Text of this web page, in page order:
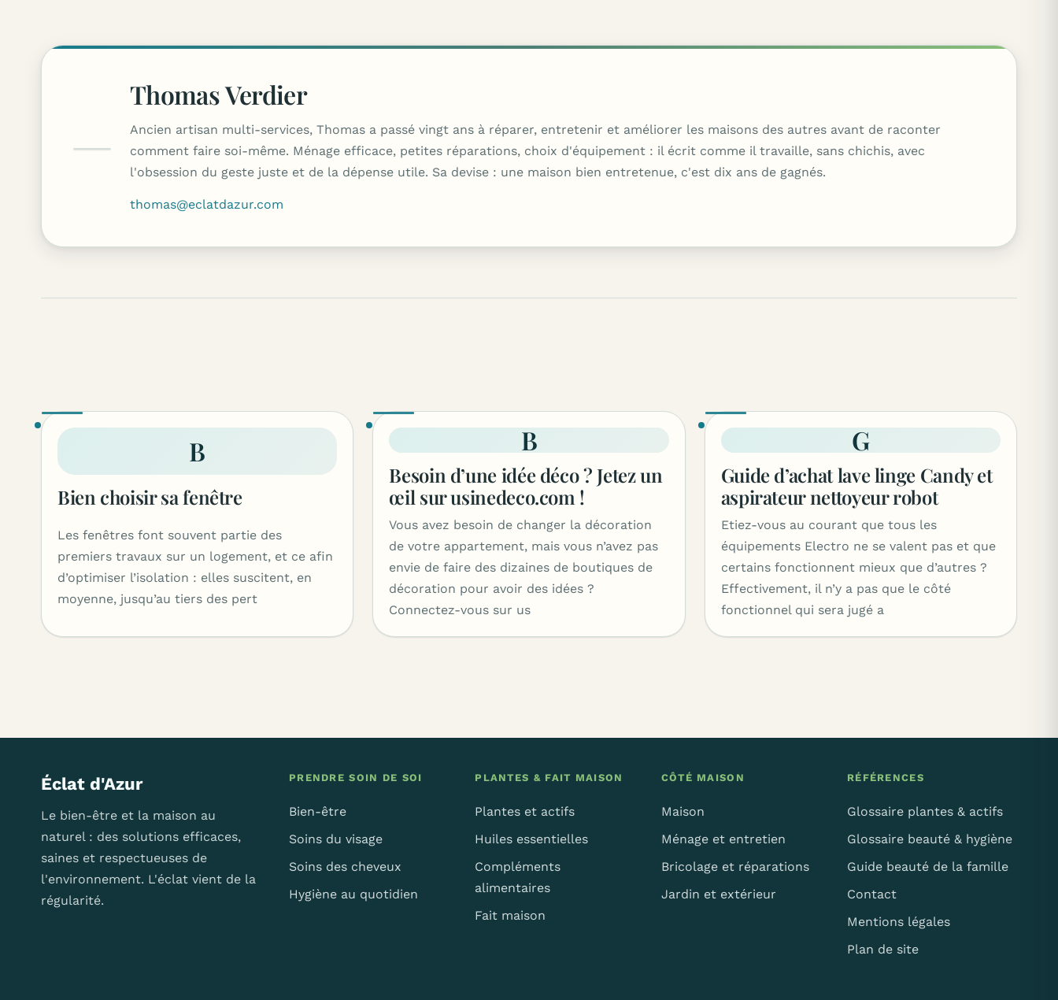
Thomas Verdier
Ancien artisan multi-services, Thomas a passé vingt ans à réparer, entretenir et améliorer les maisons des autres avant de raconter
comment faire soi-même. Ménage efficace, petites réparations, choix d'équipement : il écrit comme il travaille, sans chichis, avec
l'obsession du geste juste et de la dépense utile. Sa devise : une maison bien entretenue, c'est dix ans de gagnés.
thomas@eclatdazur.com
B
Bien choisir sa fenêtre
Les fenêtres font souvent partie des
premiers travaux sur un logement, et ce afin
d’optimiser l’isolation : elles suscitent, en
moyenne, jusqu’au tiers des pert
B
Besoin d’une idée déco ? Jetez un
œil sur usinedeco.com !
Vous avez besoin de changer la décoration
de votre appartement, mais vous n’avez pas
envie de faire des dizaines de boutiques de
décoration pour avoir des idées ?
Connectez-vous sur us
G
Guide d’achat lave linge Candy et
aspirateur nettoyeur robot
Etiez-vous au courant que tous les
équipements Electro ne se valent pas et que
certains fonctionnent mieux que d’autres ?
Effectivement, il n’y a pas que le côté
fonctionnel qui sera jugé a
Éclat d'Azur
Le bien-être et la maison au
naturel : des solutions efficaces,
saines et respectueuses de
l'environnement. L'éclat vient de la
régularité.
PRENDRE SOIN DE SOI
Bien-être
Soins du visage
Soins des cheveux
Hygiène au quotidien
PLANTES & FAIT MAISON
Plantes et actifs
Huiles essentielles
Compléments
alimentaires
Fait maison
CÔTÉ MAISON
Maison
Ménage et entretien
Bricolage et réparations
Jardin et extérieur
RÉFÉRENCES
Glossaire plantes & actifs
Glossaire beauté & hygiène
Guide beauté de la famille
Contact
Mentions légales
Plan de site